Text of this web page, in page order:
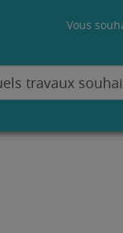
Vous